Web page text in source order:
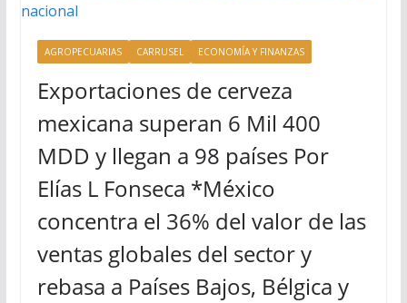
AGROPECUARIAS CARRUSEL ECONOMÍA Y FINANZAS
Exportaciones de cerveza
mexicana superan 6 Mil 400
MDD y llegan a 98 países Por
Elías L Fonseca *México
concentra el 36% del valor de las
ventas globales del sector y
rebasa a Países Bajos, Bélgica y